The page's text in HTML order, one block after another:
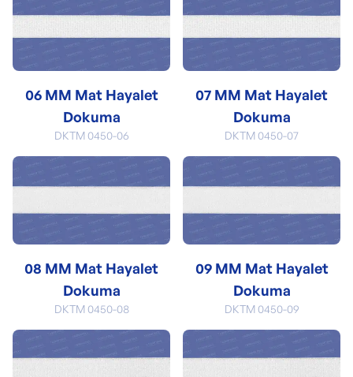
06 MM Mat Hayalet
Dokuma
DKTM 0450-06
07 MM Mat Hayalet
Dokuma
DKTM 0450-07
08 MM Mat Hayalet
Dokuma
DKTM 0450-08
09 MM Mat Hayalet
Dokuma
DKTM 0450-09